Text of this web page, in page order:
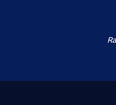
GARAGE
15 Rue du
Ouvert